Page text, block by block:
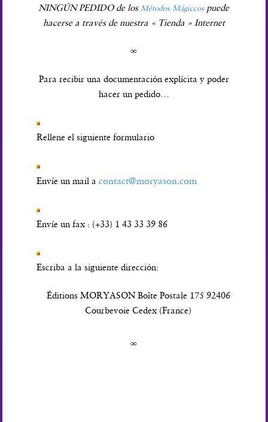
NINGÚN PEDIDO de losMétodos Mágiccospuede
hacerse a través de nuestra « Tienda » Internet
∞
Para recibir una documentación explícita y poder
hacer un pedido…
Rellene el siguiente formulario
Envíe un mail acontact@moryason.com
Envíe un fax : (+33) 1 43 33 39 86
Escriba a la siguiente dirección:
Éditions MORYASON Boîte Postale 175 92406
Courbevoie Cedex (France)
∞